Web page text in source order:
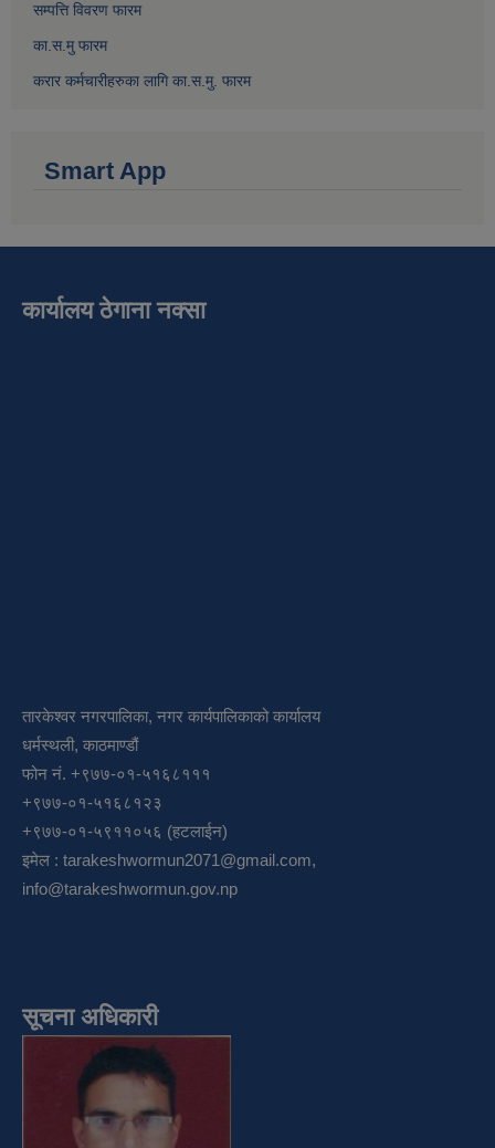
सम्पत्ति विवरण फारम
का.स.मु फारम
करार कर्मचारीहरुका लागि का.स.मु. फारम
Smart App
कार्यालय ठेगाना नक्सा
तारकेश्वर नगरपालिका, नगर कार्यपालिकाको कार्यालय
धर्मस्थली, काठमाण्डौं
फोन नं. +९७७-०१-५१६८१११
+९७७-०१-५१६८१२३
+९७७-०१-५९११०५६ (हटलाईन)
इमेल : tarakeshwormun2071@gmail.com,
info@tarakeshwormun.gov.np
सूचना अधिकारी